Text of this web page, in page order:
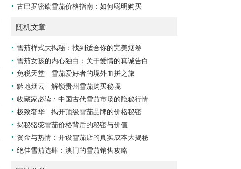
古巴罗密欧雪茄价格指南：如何聪明购买
随机文章
雪茄样式大揭秘：找到适合你的完美烟卷
雪茄女孩的内心独白：关于爱情的真诚告白
免税天堂：雪茄爱好者的境外血拼之旅
黔地烟云：解锁贵州雪茄购买秘境
收藏家必读：中国古代雪茄市场的隐秘行情
极致奢华：揭开顶级雪茄品牌的价格秘密
揭秘骆驼雪茄价格背后的秘密与价值
资金与热情：开设雪茄店的真实成本大揭秘
绝佳雪茄选肆：澳门的雪茄销售攻略